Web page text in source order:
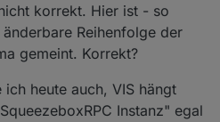
korrekt. Hier ist - so
Reihenfolge der
gemeint. Korrekt?
ich heute auch, VIS hängt
Instanz" egal